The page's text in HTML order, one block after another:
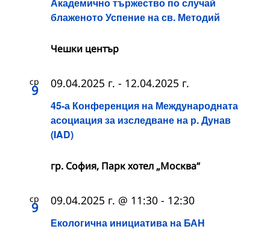
блаженото Успение на св. Методий
Чешки център
ср
9
45-а Конференция на Международната
асоциация за изследване на р. Дунав
(IAD)
09.04.2025 г. - 12.04.2025 г.
гр. София, Парк хотел „Москва“
ср
9
Екологична инициатива на БАН
09.04.2025 г. @ 11:30 - 12:30